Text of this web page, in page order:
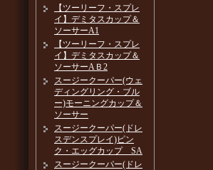
【ツーリーフ・スプレ
イ】デミタスカップ＆
ソーサーA1
【ツーリーフ・スプレ
イ】デミタスカップ＆
ソーサーAＢ2
スージークーパー(ウェ
ディングリング・ブル
ー)モーニングカップ＆
ソーサー
スージークーパー(ドレ
スデンスプレイ)ピン
ク・エッグカップ SA
スージークーパー(ドレ